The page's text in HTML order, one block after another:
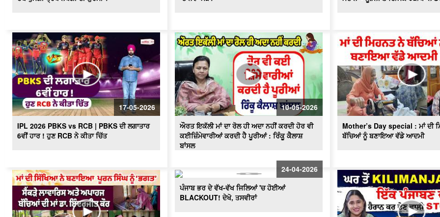
17-05-2026
IPL 2026 PBKS vs RCB | PBKS ਦੀ ਲਗਾਤਾਰ
6ਵੀਂ ਹਾਰ ! ਹੁਣ RCB ਨੇ ਕੀਤਾ ਚਿੱਤ
10-05-2026
ਔਰਤ ਇਕੱਲੀ ਮਾਂ ਦਾ ਰੋਲ ਹੀ ਅਦਾ ਨਹੀਂ ਕਰਦੀ ਹੋਰ ਵੀ
ਕਈਜ਼ਿੰਮੇਵਾਰੀਆਂ ਕਰਦੀ ਹੈ ਪੂਰੀਆਂ : ਰਿੰਕੂ ਕੈਲਾਸ਼
ਬਾਂਸਲ
Mother’s Day special : ਮਾਂ ਦੀ
ਬੱਚਿਆਂ ਨੂੰ ਬਣਾਇਆ ਵੱਡੇ ਆਦਮੀ
24-04-2026
ਪੰਜਾਬ ਭਰ ਦੇ ਵੱਖ-ਵੱਖ ਜਿਲਿਆਂ 'ਚ ਹੋਈਆਂ
BLACKOUT! ਦੇਖੋ, ਤਸਵੀਰਾਂ